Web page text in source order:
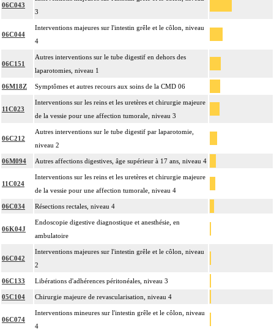
06C043
3
06C044
Interventions majeures sur l'intestin grêle et le côlon, niveau
4
06C151
Autres interventions sur le tube digestif en dehors des
laparotomies, niveau 1
06M18Z Symptômes et autres recours aux soins de la CMD 06
11C023
Interventions sur les reins et les uretères et chirurgie majeure
de la vessie pour une affection tumorale, niveau 3
06C212
Autres interventions sur le tube digestif par laparotomie,
niveau 2
06M094 Autres affections digestives, âge supérieur à 17 ans, niveau 4
11C024
Interventions sur les reins et les uretères et chirurgie majeure
de la vessie pour une affection tumorale, niveau 4
06C034 Résections rectales, niveau 4
06K04J
Endoscopie digestive diagnostique et anesthésie, en
ambulatoire
06C042
Interventions majeures sur l'intestin grêle et le côlon, niveau
2
06C133 Libérations d'adhérences péritonéales, niveau 3
05C104 Chirurgie majeure de revascularisation, niveau 4
06C074
Interventions mineures sur l'intestin grêle et le côlon, niveau
4